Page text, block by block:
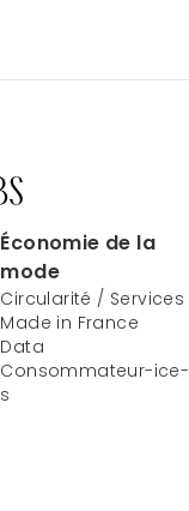
Économie de la
mode
Circularité / Services
Made in France
Data
Consommateur-ice-
s